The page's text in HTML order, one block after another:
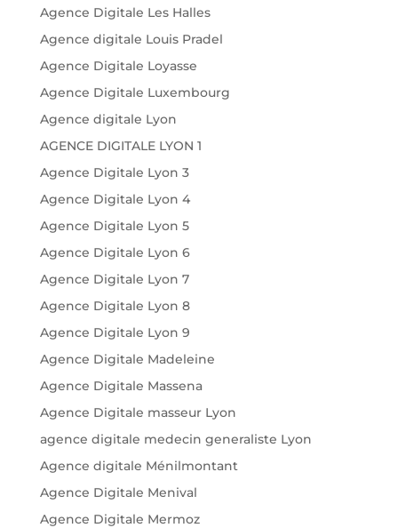
Agence Digitale Les Halles
Agence digitale Louis Pradel
Agence Digitale Loyasse
Agence Digitale Luxembourg
Agence digitale Lyon
AGENCE DIGITALE LYON 1
Agence Digitale Lyon 3
Agence Digitale Lyon 4
Agence Digitale Lyon 5
Agence Digitale Lyon 6
Agence Digitale Lyon 7
Agence Digitale Lyon 8
Agence Digitale Lyon 9
Agence Digitale Madeleine
Agence Digitale Massena
Agence Digitale masseur Lyon
agence digitale medecin generaliste Lyon
Agence digitale Ménilmontant
Agence Digitale Menival
Agence Digitale Mermoz